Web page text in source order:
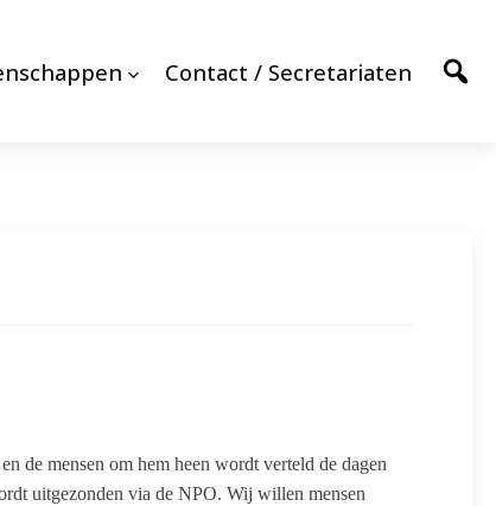
Contact / Secretariaten
de mensen om hem heen wordt verteld de dagen
uitgezonden via de NPO. Wij willen mensen